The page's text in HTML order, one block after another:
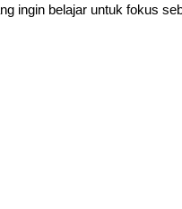
ingin belajar untuk fokus